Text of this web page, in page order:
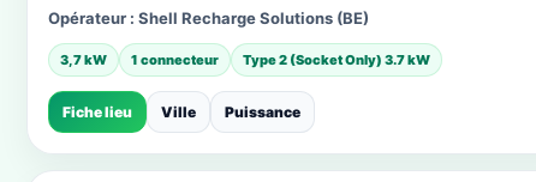
Opérateur : Shell Recharge Solutions (BE)
3,7 kW 1 connecteur Type 2 (Socket Only) 3.7 kW
Fiche lieu Ville Puissance